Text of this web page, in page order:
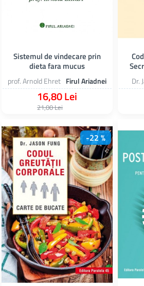
prof. Arnold Ehret Firul Ariadnei
Sistemul de vindecare prin
dieta fara mucus
16,80 Lei
21,00 Lei
Dr.
-22 %